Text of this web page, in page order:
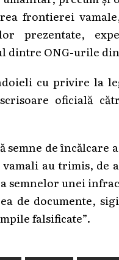
frontierei
prezentate,
dintre ONG-urile
cu privire la
oficială
semne de
au trimis, de
semnelor unei
de documente,
falsificate”.